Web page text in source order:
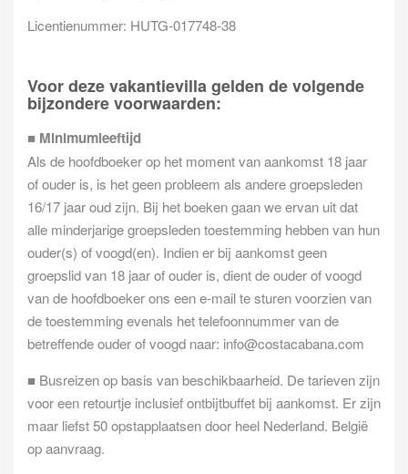
Licentienummer: HUTG-017748-38
Voor deze vakantievilla gelden de volgende
bijzondere voorwaarden:
■ Minimumleeftijd
Als de hoofdboeker op het moment van aankomst 18 jaar
of ouder is, is het geen probleem als andere groepsleden
16/17 jaar oud zijn. Bij het boeken gaan we ervan uit dat
alle minderjarige groepsleden toestemming hebben van hun
ouder(s) of voogd(en). Indien er bij aankomst geen
groepslid van 18 jaar of ouder is, dient de ouder of voogd
van de hoofdboeker ons een e-mail te sturen voorzien van
de toestemming evenals het telefoonnummer van de
betreffende ouder of voogd naar: info@costacabana.com
■ Busreizen op basis van beschikbaarheid. De tarieven zijn
voor een retourtje inclusief ontbijtbuffet bij aankomst. Er zijn
maar liefst 50 opstapplaatsen door heel Nederland. België
op aanvraag.